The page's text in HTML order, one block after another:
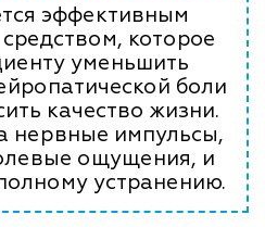
эффективным
которое
уменьшить
боли
качество жизни.
нервные импульсы,
ощущения, и
устранению.